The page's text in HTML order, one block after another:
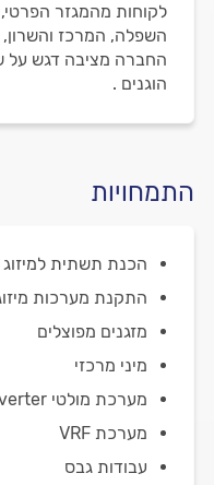
לקוחות מהמגזר
השפלה, המרכז והשרון,
החברה מציבה דגש על
הוגנים .
התמחויות
הכנת תשתית למיזוג
התקנת מערכות מיזוג
מזגנים מפוצלים
מיני מרכזי
מערכת מולטי inverter
מערכת VRF
עבודות גבס